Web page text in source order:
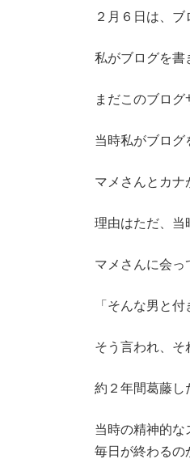
２月６日は、ブ
私がブログを書
まだこのブロ
当時私がブログ
マメさんとカナ
理由はただ、当
マメさんに会っ
「そんな男と
そう言われ、そ
約２年間葛藤し
当時の精神的
毎日が終わるの